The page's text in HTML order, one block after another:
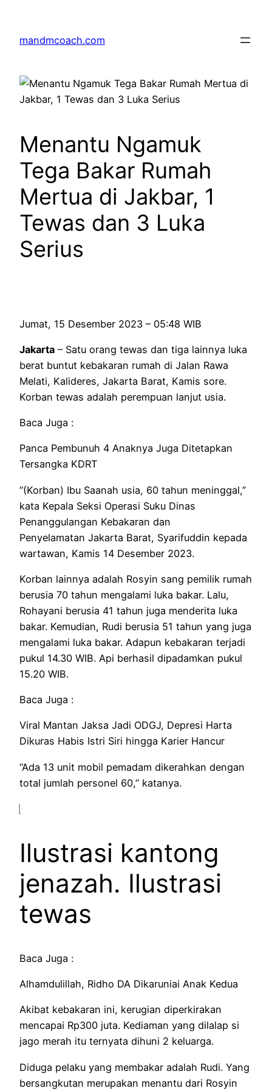
content
mandmcoach.com
Menantu Ngamuk
Tega Bakar Rumah
Mertua di Jakbar, 1
Tewas dan 3 Luka
Serius
Jumat, 15 Desember 2023 – 05:48 WIB
Jakarta – Satu orang tewas dan tiga lainnya luka
berat buntut kebakaran rumah di Jalan Rawa
Melati, Kalideres, Jakarta Barat, Kamis sore.
Korban tewas adalah perempuan lanjut usia.
Baca Juga :
Panca Pembunuh 4 Anaknya Juga Ditetapkan
Tersangka KDRT
“(Korban) Ibu Saanah usia, 60 tahun meninggal,”
kata Kepala Seksi Operasi Suku Dinas
Penanggulangan Kebakaran dan
Penyelamatan Jakarta Barat, Syarifuddin kepada
wartawan, Kamis 14 Desember 2023.
Korban lainnya adalah Rosyin sang pemilik rumah
berusia 70 tahun mengalami luka bakar. Lalu,
Rohayani berusia 41 tahun juga menderita luka
bakar. Kemudian, Rudi berusia 51 tahun yang juga
mengalami luka bakar. Adapun kebakaran terjadi
pukul 14.30 WIB. Api berhasil dipadamkan pukul
15.20 WIB.
Baca Juga :
Viral Mantan Jaksa Jadi ODGJ, Depresi Harta
Dikuras Habis Istri Siri hingga Karier Hancur
“Ada 13 unit mobil pemadam dikerahkan dengan
total jumlah personel 60,” katanya.
Ilustrasi kantong
jenazah. Ilustrasi
tewas
Baca Juga :
Alhamdulillah, Ridho DA Dikaruniai Anak Kedua
Akibat kebakaran ini, kerugian diperkirakan
mencapai Rp300 juta. Kediaman yang dilalap si
jago merah itu ternyata dihuni 2 keluarga.
Diduga pelaku yang membakar adalah Rudi. Yang
bersangkutan merupakan menantu dari Rosyin